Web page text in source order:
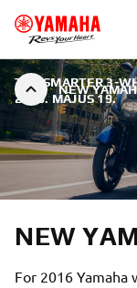
NEW
THE SMARTER 3-
2016. MÁJUS 19.
NEW
For 2016